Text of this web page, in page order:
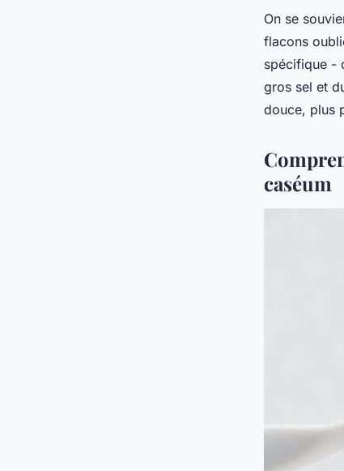
On se
flacons
spécifique -
gros sel et
douce, plus
caséum